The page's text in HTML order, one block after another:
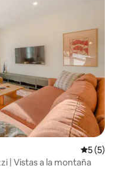
5 (5)
| Vistas a la montaña